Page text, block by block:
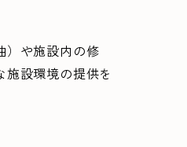
）や施設内の修
設環境の提供を